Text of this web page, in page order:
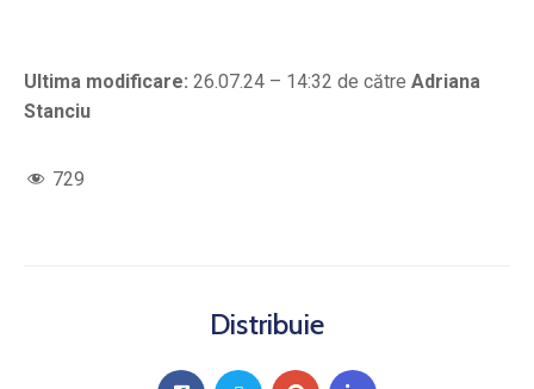
Ultima modificare: 26.07.24 – 14:32 de către Adriana
Stanciu
729
Distribuie